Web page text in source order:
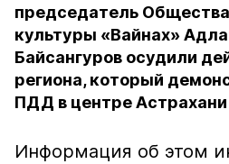
председатель
культуры «Вайнах»
Байсангуров осудили
региона, который
ПДД в центре Астрахани
Информация об этом